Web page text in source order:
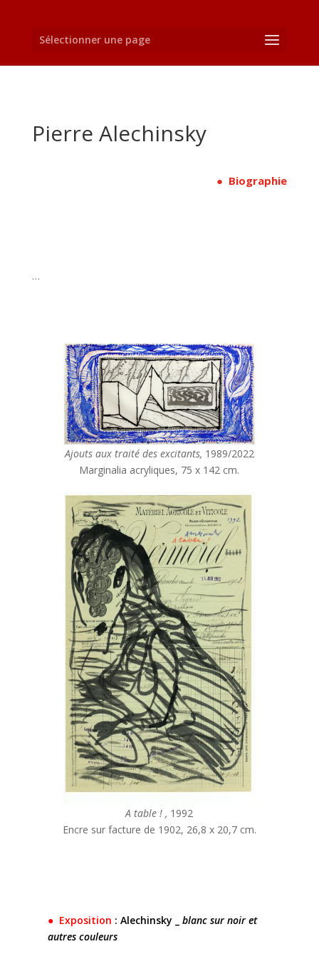
Sélectionner une page
Pierre Alechinsky
● Biographie
…
Ajouts aux traité des excitants, 1989/2022
Marginalia acryliques, 75 x 142 cm.
A table ! , 1992
Encre sur facture de 1902, 26,8 x 20,7 cm.
● Exposition : Alechinsky _blanc sur noir et
autres couleurs